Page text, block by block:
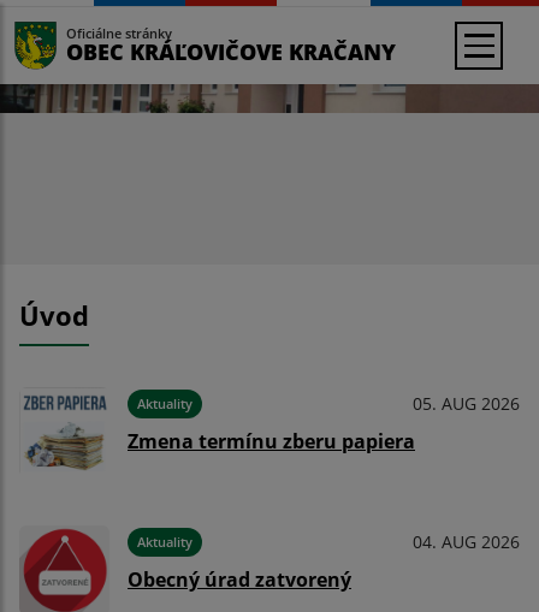
Oficiálne stránky
OBEC KRÁĽOVIČOVE KRAČANY
Úvod
Aktuality 05. AUG 2026
Zmena termínu zberu papiera
Aktuality 04. AUG 2026
Obecný úrad zatvorený